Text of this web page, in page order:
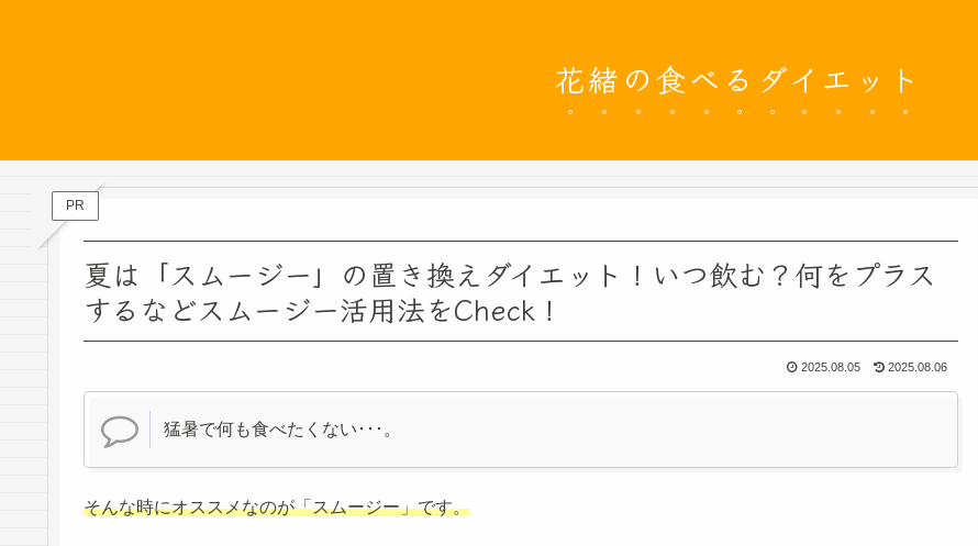
花緒の食べるダイエット
PR
夏は「スムージー」の置き換えダイエット！いつ飲む？何をプラス
するなどスムージー活用法をCheck！
2025.08.05 2025.08.06
猛暑で何も食べたくない･･･。
そんな時にオススメなのが「スムージー」です。